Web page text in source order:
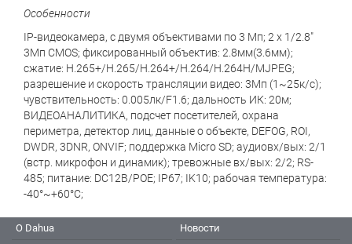
Особенности
IP-видеокамера, с двумя объективами по 3 Mп; 2 x 1/2.8"
3Mп CMOS; фиксированный объектив: 2.8мм(3.6мм);
сжатие: H.265+/H.265/H.264+/H.264/H.264H/MJPEG;
разрешение и скорость трансляции видео: 3Мп (1~25к/с);
чувствительность: 0.005лк/F1.6; дальность ИК: 20м;
ВИДЕОАНАЛИТИКА, подсчет посетителей, охрана
периметра, детектор лиц, данные о объекте, DEFOG, ROI,
DWDR, 3DNR, ONVIF; поддержка Micro SD; аудиовх/вых: 2/1
(встр. микрофон и динамик); тревожные вх/вых: 2/2; RS-
485; питание: DC12В/PОE; IP67; IK10; рабочая температура:
-40°~+60°С;
О Dahua Новости